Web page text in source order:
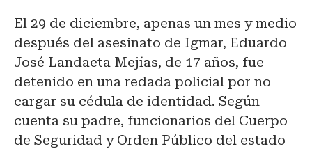
El 29 de diciembre, apenas un mes y medio
después del asesinato de Igmar, Eduardo
José Landaeta Mejías, de 17 años, fue
detenido en una redada policial por no
cargar su cédula de identidad. Según
cuenta su padre, funcionarios del Cuerpo
de Seguridad y Orden Público del estado